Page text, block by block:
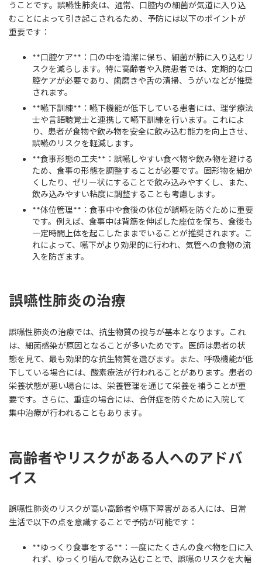
うことです。誤嚥性肺炎は、通常、口腔内の細菌が気道に入り込
むことによって引き起こされるため、予防には以下のポイントが
重要です：
**口腔ケア**：口の中を清潔に保ち、細菌が肺に入り込むリ
スクを減らします。特に高齢者や入院患者では、定期的な口
腔ケアが必要であり、歯磨きや舌の清掃、うがいなどが推奨
されます。
**嚥下訓練**：嚥下機能が低下している患者には、理学療法
士や言語聴覚士と連携して嚥下訓練を行います。これによ
り、患者が食物や飲み物を安全に飲み込む能力を向上させ、
誤嚥のリスクを軽減します。
**食事形態の工夫**：誤嚥しやすい食べ物や飲み物を避ける
ため、食事の形態を調整することが必要です。固形物を細か
くしたり、ゼリー状にすることで飲み込みやすくし、また、
飲み込みやすい粘度に調整することも考慮します。
**体位管理**：食事中や食後の体位が誤嚥を防ぐために重要
です。例えば、食事中は背筋を伸ばした座位を保ち、食後も
一定時間上体を起こしたままでいることが推奨されます。こ
れによって、嚥下がより効果的に行われ、気管への食物の流
入を防ぎます。
誤嚥性肺炎の治療
誤嚥性肺炎の治療では、抗生物質の投与が基本となります。これ
は、細菌感染が原因となることが多いためです。医師は患者の状
態を見て、最も効果的な抗生物質を選びます。また、呼吸機能が低
下している場合には、酸素療法が行われることがあります。患者の
栄養状態が悪い場合には、栄養管理を通じて栄養を補うことが重
要です。さらに、重症の場合には、合併症を防ぐために入院して
集中治療が行われることもあります。
高齢者やリスクがある人へのアドバ
イス
誤嚥性肺炎のリスクが高い高齢者や嚥下障害がある人には、日常
生活で以下の点を意識することで予防が可能です：
**ゆっくり食事をする**：一度にたくさんの食べ物を口に入
れず、ゆっくり噛んで飲み込むことで、誤嚥のリスクを大幅